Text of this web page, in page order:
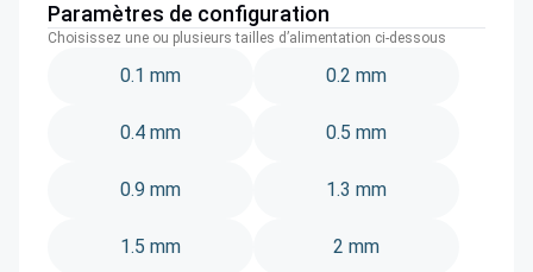
Paramètres de configuration
Choisissez une ou plusieurs tailles d’alimentation ci-dessous
0.1 mm 0.2 mm
0.4 mm 0.5 mm
0.9 mm 1.3 mm
1.5 mm 2 mm